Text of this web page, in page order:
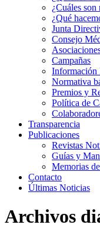
¿Cuáles son
¿Qué
Junta
Consejo
Campañas
Información
Normativa
Premios y
Política de
Transparencia
Publicaciones
Revistas
Guías y
Memorias
Contacto
Últimas Noticias
Archivos